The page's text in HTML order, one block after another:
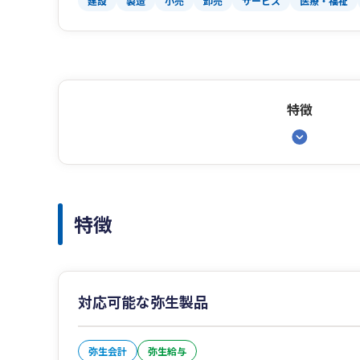
特徴
特徴
対応可能な弥生製品
弥生会計 弥生給与